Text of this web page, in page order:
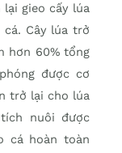
gieo cấy lúa
Cây lúa trở
hơn 60% tổng
được cơ
trở lại cho lúa
nuôi được
cá hoàn toàn